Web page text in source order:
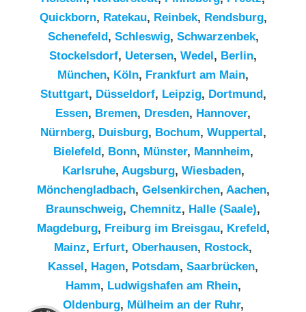
Quickborn, Ratekau, Reinbek, Rendsburg,
Schenefeld , Schleswig, Schwarzenbek,
Stockelsdorf, Uetersen, Wedel , Berlin,
München, Köln, Frankfurt am Main,
Stuttgart, Düsseldorf, Leipzig, Dortmund ,
Essen, Bremen, Dresden, Hannover,
Nürnberg, Duisburg, Bochum, Wuppertal ,
Bielefeld , Bonn, Münster, Mannheim,
Karlsruhe, Augsburg, Wiesbaden,
Mönchengladbach, Gelsenkirchen, Aachen,
Braunschweig, Chemnitz⁠, Halle (Saale),
Magdeburg, Freiburg im Breisgau, Krefeld ,
Mainz, Erfurt, Oberhausen, Rostock,
Kassel , Hagen, Potsdam, Saarbrücken,
Hamm, Ludwigshafen am Rhein,
Oldenburg, Mülheim an der Ruhr,
Kundenbewertungen und Erfahrungen zu